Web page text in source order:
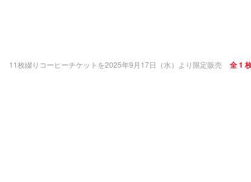
11枚綴りコーヒーチケットを2025年9月17日（水）より限定販売 全 1